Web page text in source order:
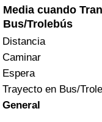
Media cuando
Bus/Trolebús
Distancia
Caminar
Espera
Trayecto en Bus/
General